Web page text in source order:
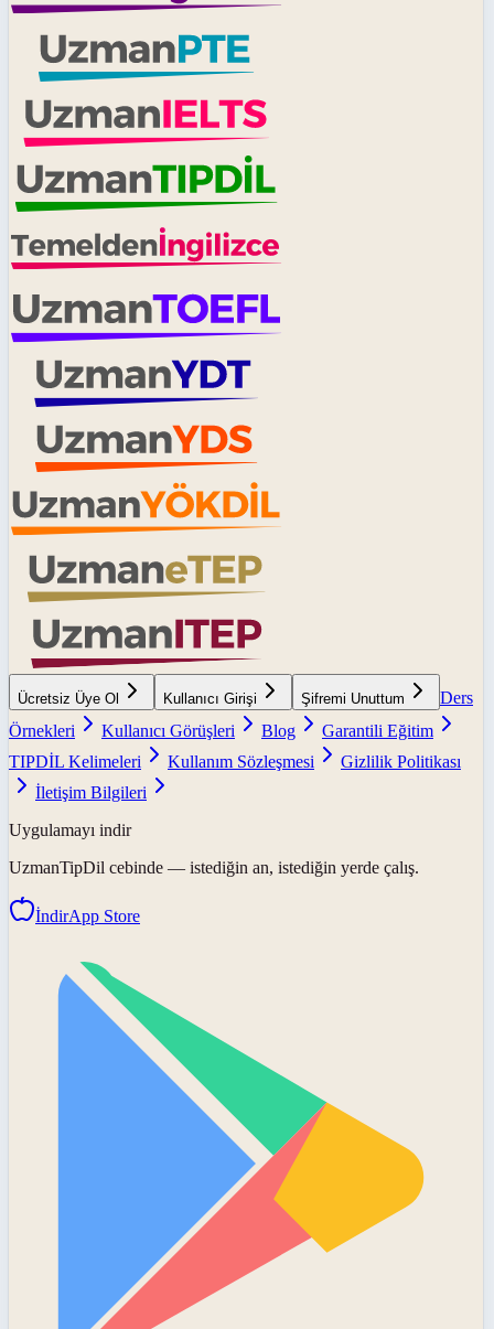
Ücretsiz Üye Ol Kullanıcı Girişi Şifremi Unuttum
Ders
Örnekleri
Kullanıcı Görüşleri Blog
Garantili Eğitim
TIPDİL Kelimeleri
Kullanım Sözleşmesi
Gizlilik Politikası
İletişim Bilgileri
Uygulamayı indir
UzmanTipDil cebinde — istediğin an, istediğin yerde çalış.
İndirApp Store